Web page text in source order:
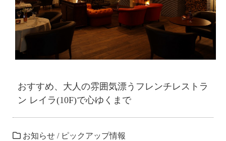
おすすめ、大人の雰囲気漂うフレンチレストラ
ン レイラ(10F)で心ゆくまで
お知らせ / ピックアップ情報